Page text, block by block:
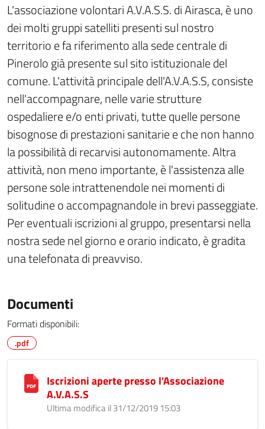
L'associazione volontari A.V.A.S.S. di Airasca, è uno
dei molti gruppi satelliti presenti sul nostro
territorio e fa riferimento alla sede centrale di
Pinerolo già presente sul sito istituzionale del
comune. L'attività principale dell'A.V.A.S.S, consiste
nell'accompagnare, nelle varie strutture
ospedaliere e/o enti privati, tutte quelle persone
bisognose di prestazioni sanitarie e che non hanno
la possibilità di recarvisi autonomamente. Altra
attività, non meno importante, è l'assistenza alle
persone sole intrattenendole nei momenti di
solitudine o accompagnandole in brevi passeggiate.
Per eventuali iscrizioni al gruppo, presentarsi nella
nostra sede nel giorno e orario indicato, è gradita
una telefonata di preavviso.
Documenti
Formati disponibili:
.pdf
Iscrizioni aperte presso l'Associazione
A.V.A.S.S
Ultima modifica il 31/12/2019 15:03